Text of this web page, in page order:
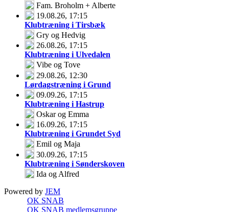
Fam. Broholm + Alberte
19.08.26, 17:15
Klubtræning i Tirsbæk
Gry og Hedvig
26.08.26, 17:15
Klubtræning i Ulvedalen
Vibe og Tove
29.08.26, 12:30
Lørdagstræning i Grund
09.09.26, 17:15
Klubtræning i Hastrup
Oskar og Emma
16.09.26, 17:15
Klubtræning i Grundet Syd
Emil og Maja
30.09.26, 17:15
Klubtræning i Sønderskoven
Ida og Alfred
Powered by JEM
OK SNAB
OK SNAB medlemsgruppe